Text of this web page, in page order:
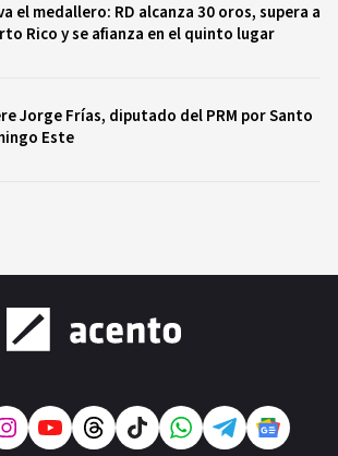
el medallero: RD alcanza 30 oros, supera a
Rico y se afianza en el quinto lugar
Jorge Frías, diputado del PRM por Santo
Este